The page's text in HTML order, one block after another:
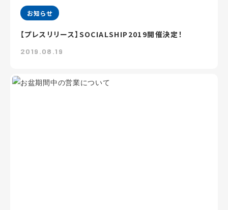
お知らせ
【プレスリリース】SOCIALSHIP2019開催決定！
2019.08.19